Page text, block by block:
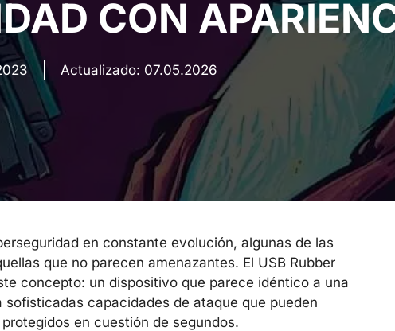
CON
Actualizado: 07.05.2026
en constante evolución, algunas de las
que no parecen amenazantes. El USB Rubber
concepto: un dispositivo que parece idéntico a una
sofisticadas capacidades de ataque que pueden
en cuestión de segundos.